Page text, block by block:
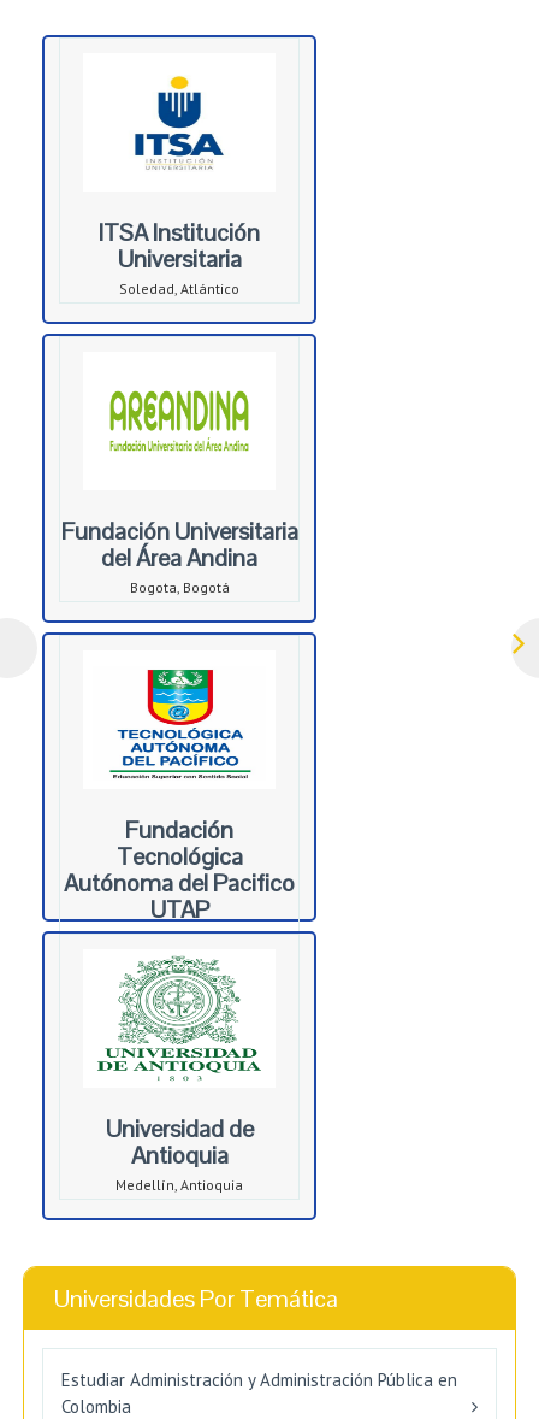
ITSA Institución
Universitaria
Soledad, Atlántico
Fundación Universitaria
del Área Andina
Bogota, Bogotá
Fundación
Tecnológica
Autónoma del Pacifico
UTAP
Cali, Valle del Cauca
Universidad de
Antioquia
Medellín, Antioquia
Universidades Por Temática
Estudiar Administración y Administración Pública en
Colombia